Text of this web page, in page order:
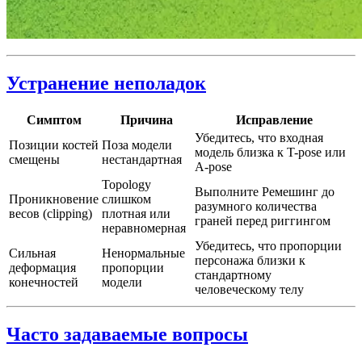
Устранение неполадок
Симптом Причина
Исправление
Позиции костей
смещены
Поза модели
нестандартная
Убедитесь, что входная
модель близка к T-pose или
A-pose
Проникновение
весов (clipping)
Topology
слишком
плотная или
неравномерная
Выполните Ремешинг до
разумного количества
граней перед риггингом
Сильная
деформация
конечностей
Ненормальные
пропорции
модели
Убедитесь, что пропорции
персонажа близки к
стандартному
человеческому телу
Часто задаваемые вопросы